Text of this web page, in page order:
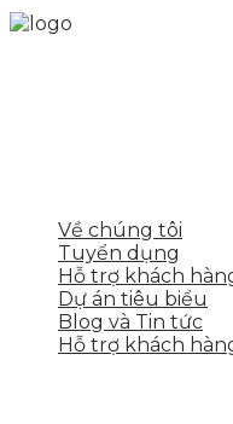
Về chúng tôi
Tuyển dụng
Hỗ trợ khách
Dự án tiêu biểu
Blog và Tin tức
Hỗ trợ khách